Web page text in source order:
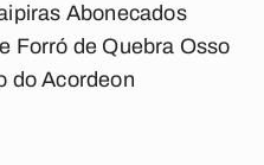
Abonecados
Forró de Quebra Osso
do Acordeon